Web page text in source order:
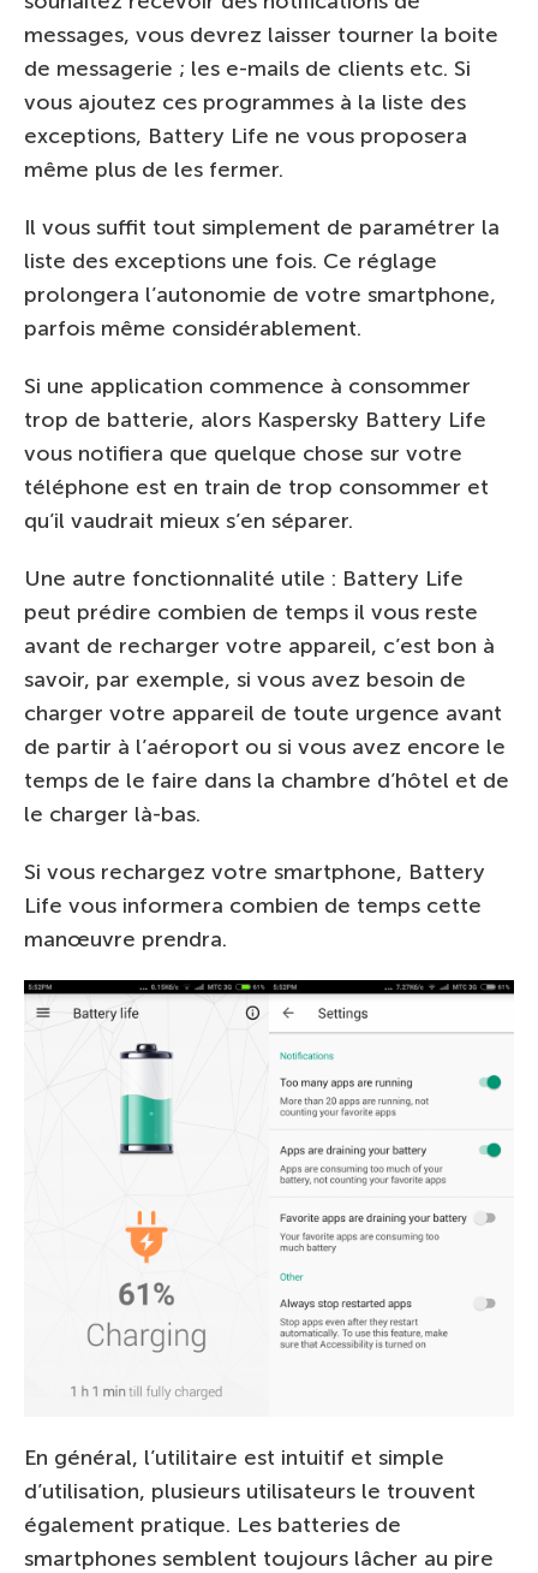
messages, vous devrez laisser tourner la boite
de messagerie ; les e-mails de clients etc. Si
vous ajoutez ces programmes à la liste des
exceptions, Battery Life ne vous proposera
même plus de les fermer.
Il vous suffit tout simplement de paramétrer la
liste des exceptions une fois. Ce réglage
prolongera l’autonomie de votre smartphone,
parfois même considérablement.
Si une application commence à consommer
trop de batterie, alors Kaspersky Battery Life
vous notifiera que quelque chose sur votre
téléphone est en train de trop consommer et
qu’il vaudrait mieux s’en séparer.
Une autre fonctionnalité utile : Battery Life
peut prédire combien de temps il vous reste
avant de recharger votre appareil, c’est bon à
savoir, par exemple, si vous avez besoin de
charger votre appareil de toute urgence avant
de partir à l’aéroport ou si vous avez encore le
temps de le faire dans la chambre d’hôtel et de
le charger là-bas.
Si vous rechargez votre smartphone, Battery
Life vous informera combien de temps cette
manœuvre prendra.
En général, l’utilitaire est intuitif et simple
d’utilisation, plusieurs utilisateurs le trouvent
également pratique. Les batteries de
smartphones semblent toujours lâcher au pire